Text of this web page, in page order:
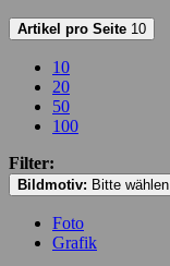
Artikel pro Seite 10
10
20
50
100
Filter:
Bildmotiv: Bitte wählen
Foto
Grafik